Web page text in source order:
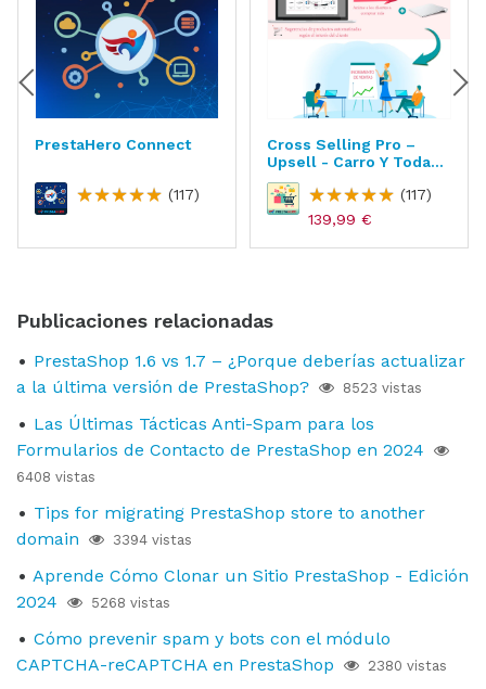
PrestaHero Connect
(117)
Cross Selling Pro –
Upsell - Carro Y Todas
Las Páginas
(117)
139,99 €
Publicaciones relacionadas
PrestaShop 1.6 vs 1.7 – ¿Porque deberías actualizar
a la última versión de PrestaShop?
8523 vistas
Las Últimas Tácticas Anti-Spam para los
Formularios de Contacto de PrestaShop en 2024
6408 vistas
Tips for migrating PrestaShop store to another
domain
3394 vistas
Aprende Cómo Clonar un Sitio PrestaShop - Edición
2024
5268 vistas
Cómo prevenir spam y bots con el módulo
CAPTCHA-reCAPTCHA en PrestaShop
2380 vistas